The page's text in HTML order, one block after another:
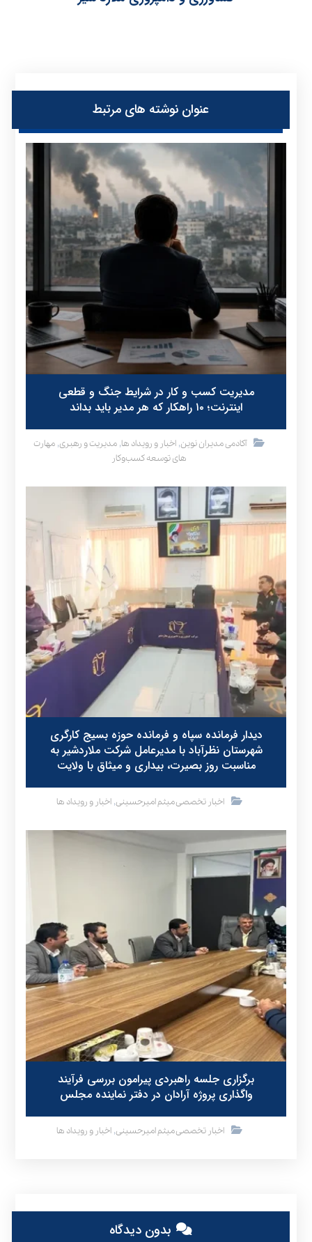
عنوان ‫نوشته های مرتبط
مدیریت کسب و کار در شرایط جنگ و قطعی
اینترنت؛ ۱۰ راهکار که هر مدیر باید بداند
آکادمی مدیران نوین, اخبار و رویداد ها, مدیریت و رهبری, مهارت
های توسعه کسب‌وکار
دیدار فرمانده سپاه و فرمانده حوزه بسیج کارگری
شهرستان نظرآباد با مدیرعامل شرکت ملاردشیر به
مناسبت روز بصیرت، بیداری و میثاق با ولایت
اخبار تخصصی میثم امیرحسینی,اخبار و رویداد ها
برگزاری جلسه راهبردی پیرامون بررسی فرآیند
واگذاری پروژه آرادان در دفتر نماینده مجلس
اخبار تخصصی میثم امیرحسینی,اخبار و رویداد ها
بدون دیدگاه